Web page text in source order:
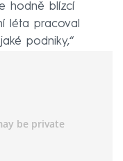
hodně blízcí
léta pracoval
podniky,“